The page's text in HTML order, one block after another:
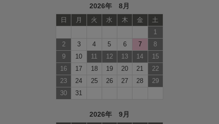
2026年 8月
日 月 火 水 木 金
土
1
2
3 4 5 6 7
8
9
10 11 12 13 14
15
16
17 18 19 20 21
22
23
24 25 26 27 28
29
30
31
2026年 9月